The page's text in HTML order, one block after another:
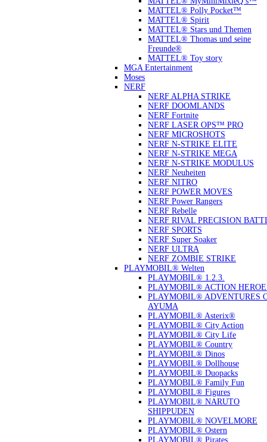
MATTEL® Polly Pocket™
MATTEL® Spirit
MATTEL® Stars und Themen
MATTEL® Thomas und seine
Freunde®
MATTEL® Toy story
MGA Entertainment
Moses
NERF
NERF ALPHA STRIKE
NERF DOOMLANDS
NERF Fortnite
NERF LASER OPS™ PRO
NERF MICROSHOTS
NERF N-STRIKE ELITE
NERF N-STRIKE MEGA
NERF N-STRIKE MODULUS
NERF Neuheiten
NERF NITRO
NERF POWER MOVES
NERF Power Rangers
NERF Rebelle
NERF RIVAL PRECISION
NERF SPORTS
NERF Super Soaker
NERF ULTRA
NERF ZOMBIE STRIKE
PLAYMOBIL® Welten
PLAYMOBIL® 1.2.3.
PLAYMOBIL® ACTION
PLAYMOBIL® ADVENTURES
AYUMA
PLAYMOBIL® Asterix®
PLAYMOBIL® City Action
PLAYMOBIL® City Life
PLAYMOBIL® Country
PLAYMOBIL® Dinos
PLAYMOBIL® Dollhouse
PLAYMOBIL® Duopacks
PLAYMOBIL® Family Fun
PLAYMOBIL® Figures
PLAYMOBIL® NARUTO
SHIPPUDEN
PLAYMOBIL® NOVELMORE
PLAYMOBIL® Ostern
PLAYMOBIL® Pirates